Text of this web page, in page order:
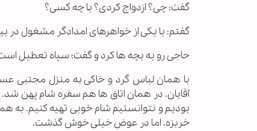
گفت: چی؟ ازدواج کردی؟ با چه کسی؟
گفتم: با یکی از خواهرهای امدادگر مشغول در
حاجى رو به بچه ها کرد و گفت: سپاه تعطیل
با همان لباس گرد و خاکی به منزل مجتبی
آقایان. در همان اتاق ها هم سفره شام پهن
بودیم و نتوانستیم شام خوبى تهیه کنیم. به
خربزه. اما در عوض خیلی خوش گذشت.